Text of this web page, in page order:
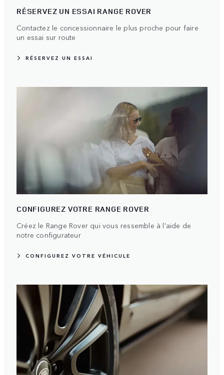
RÉSERVEZ UN ESSAI RANGE ROVER
Contactez le concessionnaire le plus proche pour faire
un essai sur route
RÉSERVEZ UN ESSAI
CONFIGUREZ VOTRE RANGE ROVER
Créez le Range Rover qui vous ressemble à l'aide de
notre configurateur
CONFIGUREZ VOTRE VÉHICULE